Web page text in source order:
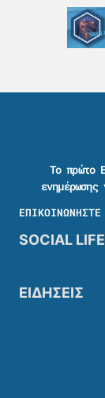
Το πρώτο
SOCIAL LIFE
ΕΙΔΗΣΕΙΣ